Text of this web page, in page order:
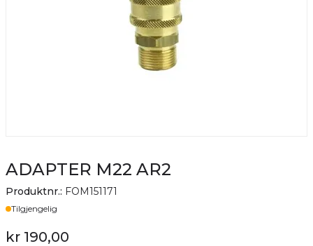
ADAPTER M22 AR2
Produktnr.: FOM151171
Lager
Tilgjengelig
kr 190,00